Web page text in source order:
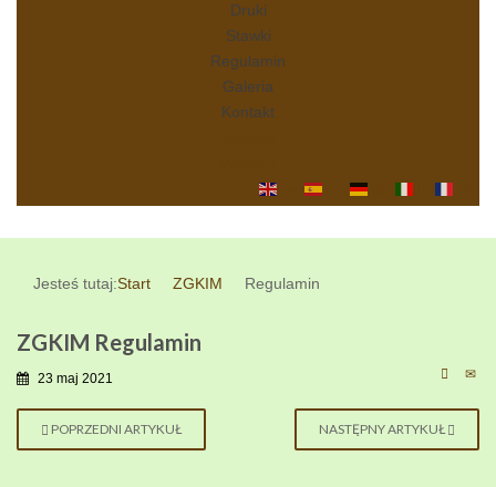
Druki
Stawki
Regulamin
Galeria
Kontakt
Jesteś tutaj:Start ZGKIM Regulamin
ZGKIM Regulamin
23 maj 2021
POPRZEDNI ARTYKUŁ NASTĘPNY ARTYKUŁ